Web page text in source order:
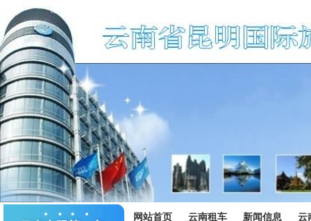
网站首页 云南租车 新闻信息 云